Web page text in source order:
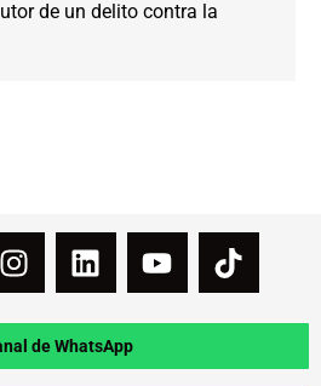
de un delito contra la
de WhatsApp